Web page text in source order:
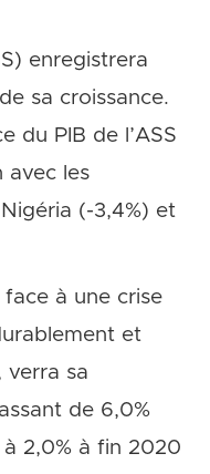
enregistrera
sa croissance.
du PIB de l’ASS
avec les
(-3,4%) et
à une crise
et
verra sa
de 6,0%
2,0% à fin 2020